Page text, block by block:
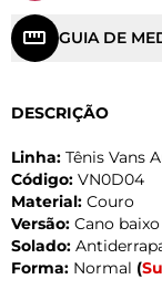
GUIA DE
DESCRIÇÃO
Linha: Tênis Vans
Código: VN0D04
Material: Couro
Versão: Cano
Solado:
Forma: Normal (